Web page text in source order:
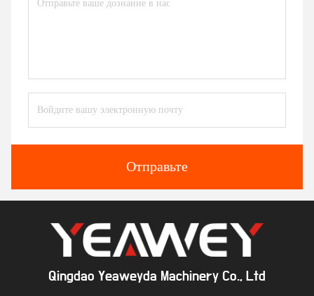
Отправьте
Qingdao Yeaweyda Machinery Co., Ltd